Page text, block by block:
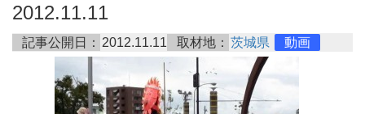
2012.11.11
記事公開日： 2012.11.11 取材地： 茨城県 動画